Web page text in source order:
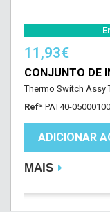
11,93€
CONJUNTO DE
Thermo Switch Assy
Refª PAT40-05000100
ADICIONAR
MAIS